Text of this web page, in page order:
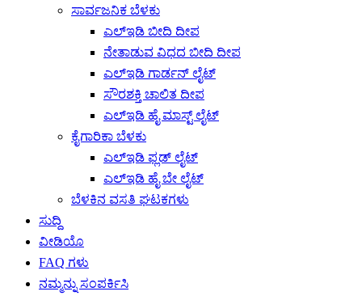
ಸಾರ್ವಜನಿಕ ಬೆಳಕು
ಎಲ್ಇಡಿ ಬೀದಿ ದೀಪ
ನೇತಾಡುವ ವಿಧದ ಬೀದಿ ದೀಪ
ಎಲ್ಇಡಿ ಗಾರ್ಡನ್ ಲೈಟ್
ಸೌರಶಕ್ತಿ ಚಾಲಿತ ದೀಪ
ಎಲ್ಇಡಿ ಹೈ ಮಾಸ್ಟ್ ಲೈಟ್
ಕೈಗಾರಿಕಾ ಬೆಳಕು
ಎಲ್ಇಡಿ ಫ್ಲಡ್ ಲೈಟ್
ಎಲ್ಇಡಿ ಹೈ ಬೇ ಲೈಟ್
ಬೆಳಕಿನ ವಸತಿ ಘಟಕಗಳು
ಸುದ್ದಿ
ವೀಡಿಯೊ
FAQ ಗಳು
ನಮ್ಮನ್ನು ಸಂಪರ್ಕಿಸಿ